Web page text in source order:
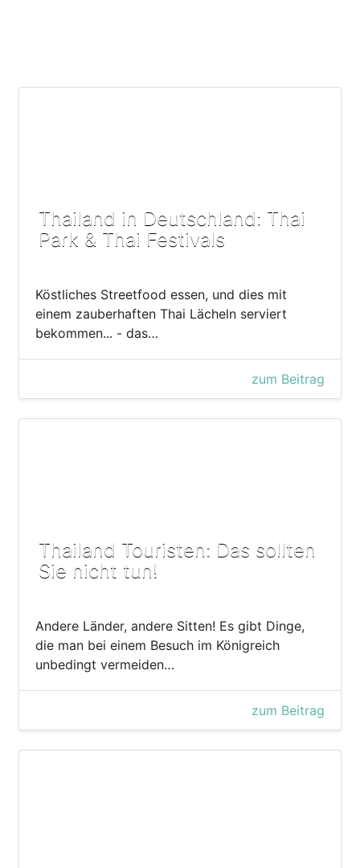
Thailand in Deutschland: Thai
Park & Thai Festivals
Köstliches Streetfood essen, und dies mit
einem zauberhaften Thai Lächeln serviert
bekommen... - das…
zum Beitrag
Thailand Touristen: Das sollten
Sie nicht tun!
Andere Länder, andere Sitten! Es gibt Dinge,
die man bei einem Besuch im Königreich
unbedingt vermeiden…
zum Beitrag